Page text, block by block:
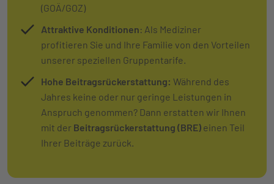
(GOÄ/GOZ)
Attraktive Konditionen: Als Mediziner
profitieren Sie und Ihre Familie von den Vorteilen
unserer speziellen Gruppentarife.
Hohe Beitragsrückerstattung: Während des
Jahres keine oder nur geringe Leistungen in
Anspruch genommen? Dann erstatten wir Ihnen
mit der Bei­trags­rück­er­stat­tung (BRE) einen Teil
Ihrer Beiträge zurück.